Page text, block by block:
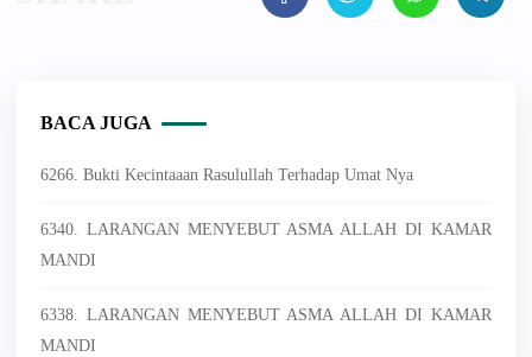
BACA JUGA
6266. Bukti Kecintaaan Rasulullah Terhadap Umat Nya
6340. LARANGAN MENYEBUT ASMA ALLAH DI KAMAR
MANDI
6338. LARANGAN MENYEBUT ASMA ALLAH DI KAMAR
MANDI